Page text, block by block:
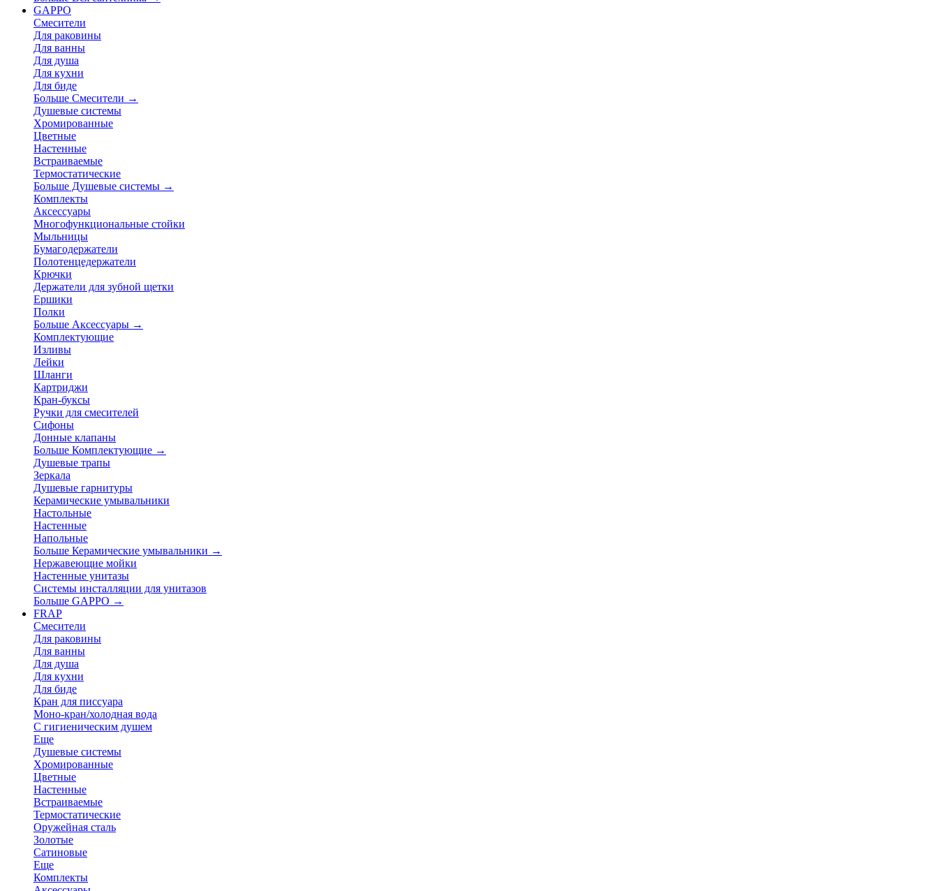
GAPPO
Смесители
Для раковины
Для ванны
Для душа
Для кухни
Для биде
Больше Смесители →
Душевые системы
Хромированные
Цветные
Настенные
Встраиваемые
Термостатические
Больше Душевые системы →
Комплекты
Аксессуары
Многофункциональные стойки
Мыльницы
Бумагодержатели
Полотенцедержатели
Крючки
Держатели для зубной щетки
Ершики
Полки
Больше Аксессуары →
Комплектующие
Изливы
Лейки
Шланги
Картриджи
Кран-буксы
Ручки для смесителей
Сифоны
Донные клапаны
Больше Комплектующие →
Душевые трапы
Зеркала
Душевые гарнитуры
Керамические умывальники
Настольные
Настенные
Напольные
Больше Керамические умывальники →
Нержавеющие мойки
Настенные унитазы
Системы инсталляции для унитазов
Больше GAPPO →
FRAP
Смесители
Для раковины
Для ванны
Для душа
Для кухни
Для биде
Кран для писсуара
Моно-кран/холодная вода
С гигиеническим душем
Еще
Душевые системы
Хромированные
Цветные
Настенные
Встраиваемые
Термостатические
Оружейная сталь
Золотые
Сатиновые
Еще
Комплекты